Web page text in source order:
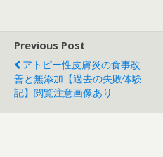
Previous Post
アトピー性皮膚炎の食事改
善と無添加【過去の失敗体験
記】閲覧注意画像あり